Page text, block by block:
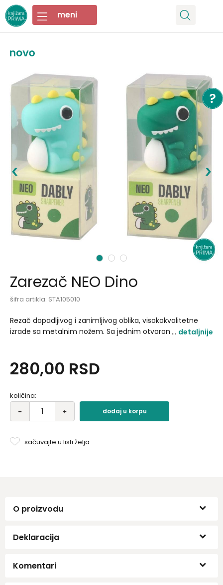
1 2 3
Zarezač NEO Dino
šifra artikla: STA105010
Rezač dopadljivog i zanimljivog oblika, visokokvalitetne
izrade sa metalnim nožem. Sa jednim otvorom za rezanje
detaljnije
280,00 RSD
količina:
dodaj u korpu
sačuvajte u listi želja
O proizvodu
Deklaracija
Komentari